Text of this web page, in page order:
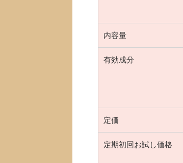
内容量
有効成分
定価
定期初回お試し価格